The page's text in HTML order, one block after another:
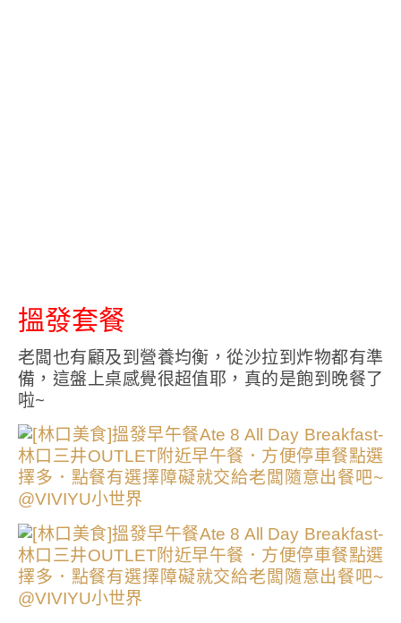
搵發套餐
老闆也有顧及到營養均衡，從沙拉到炸物都有準
備，這盤上桌感覺很超值耶，真的是飽到晚餐了
啦~